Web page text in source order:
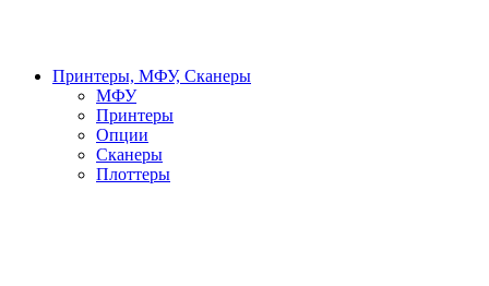
Принтеры, МФУ, Сканеры
МФУ
Принтеры
Опции
Сканеры
Плоттеры